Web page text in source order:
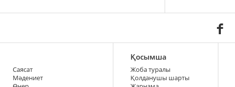
Саясат
Мәдениет
Қосымша
Жоба туралы
Қолданушы шарты